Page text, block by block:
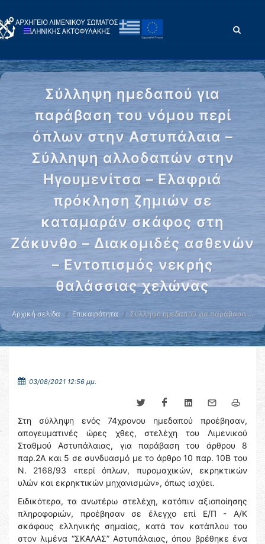
Σύλληψη ημεδαπού για
παράβαση του νόμου περί
όπλων στην Αστυπάλαια –
Σύλληψη αλλοδαπών στην
Ηγουμενίτσα – Ελαφριά
πρόκληση ζημιών σε
καταμαράν σκάφος στη
Ζάκυνθο – Διακομιδές ασθενών
– Εντοπισμός νεκρής
θαλάσσιας χελώνας
Αρχική σελίδα Επικαιρότητα Σύλληψη ημεδαπού για παράβαση …
03/08/2021 12:56 μμ.
Στη σύλληψη ενός 74χρονου ημεδαπού προέβησαν,
απογευματινές ώρες χθες, στελέχη του Λιμενικού
Σταθμού Αστυπάλαιας, για παράβαση του άρθρου 8
παρ.2Α και 5 σε συνδυασμό με το άρθρο 10 παρ. 10Β του
Ν. 2168/93 «περί όπλων, πυρομαχικών, εκρηκτικών
υλών και εκρηκτικών μηχανισμών», όπως ισχύει.
Ειδικότερα, τα ανωτέρω στελέχη, κατόπιν αξιοποίησης
πληροφοριών, προέβησαν σε έλεγχο επί Ε/Π - Α/Κ
σκάφους ελληνικής σημαίας, κατά τον κατάπλου του
στον λιμένα “ΣΚΑΛΑΣ” Αστυπάλαιας, όπου βρέθηκε ένα